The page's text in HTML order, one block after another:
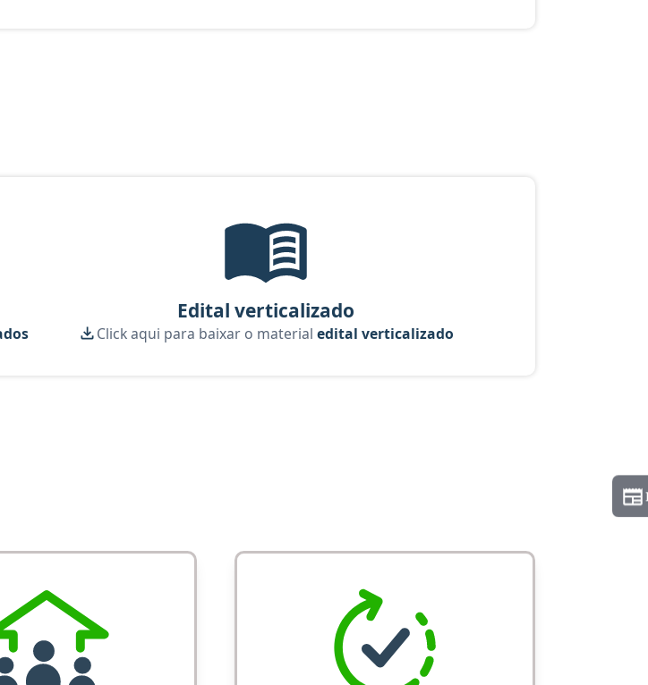
gratuito do Aprova Concursos para o curso Assistente Social - Conhecimentos Básicos
Edital verticalizado
Click aqui para baixar o materialedital verticalizado